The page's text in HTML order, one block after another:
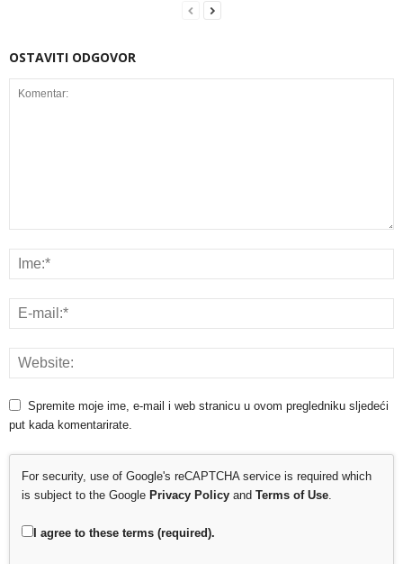
OSTAVITI ODGOVOR
Spremite moje ime, e-mail i web stranicu u ovom pregledniku sljedeći
put kada komentarirate.
For security, use of Google's reCAPTCHA service is required which
is subject to the Google Privacy Policy and Terms of Use.
I agree to these terms (required).